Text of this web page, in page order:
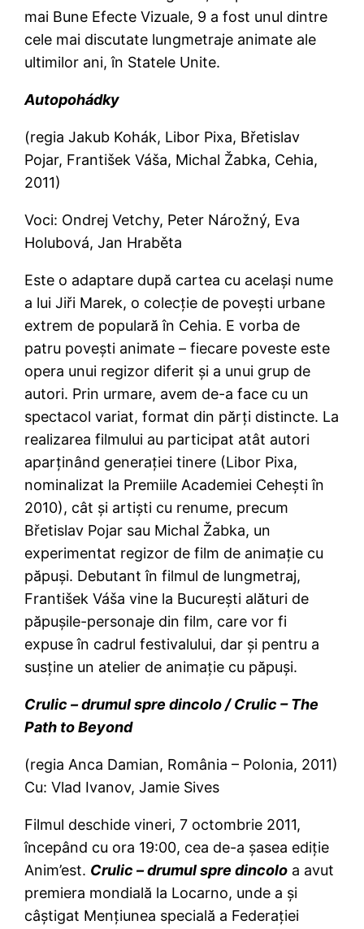
mai Bune Efecte Vizuale, 9 a fost unul dintre
cele mai discutate lungmetraje animate ale
ultimilor ani, în Statele Unite.
Autopohádky
(regia Jakub Kohák, Libor Pixa, Břetislav
Pojar, František Váša, Michal Žabka, Cehia,
2011)
Voci: Ondrej Vetchy, Peter Nárožný, Eva
Holubová, Jan Hraběta
Este o adaptare după cartea cu acelaşi nume
a lui Jiři Marek, o colecţie de poveşti urbane
extrem de populară în Cehia. E vorba de
patru poveşti animate – fiecare poveste este
opera unui regizor diferit şi a unui grup de
autori. Prin urmare, avem de-a face cu un
spectacol variat, format din părţi distincte. La
realizarea filmului au participat atât autori
aparţinând generaţiei tinere (Libor Pixa,
nominalizat la Premiile Academiei Ceheşti în
2010), cât şi artişti cu renume, precum
Břetislav Pojar sau Michal Žabka, un
experimentat regizor de film de animaţie cu
păpuşi. Debutant în filmul de lungmetraj,
František Váša vine la Bucureşti alături de
păpuşile-personaje din film, care vor fi
expuse în cadrul festivalului, dar şi pentru a
susţine un atelier de animaţie cu păpuşi.
Crulic – drumul spre dincolo / Crulic – The
Path to Beyond
(regia Anca Damian, România – Polonia, 2011)
Cu: Vlad Ivanov, Jamie Sives
Filmul deschide vineri, 7 octombrie 2011,
începând cu ora 19:00, cea de-a şasea ediţie
Anim’est. Crulic – drumul spre dincolo a avut
premiera mondială la Locarno, unde a şi
câştigat Menţiunea specială a Federaţiei